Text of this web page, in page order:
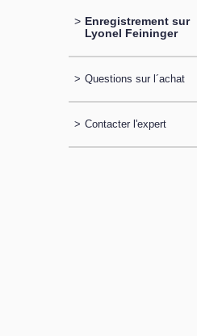
> Enregistrement sur
Lyonel Feininger
> Questions sur l´achat
> Contacter l'expert